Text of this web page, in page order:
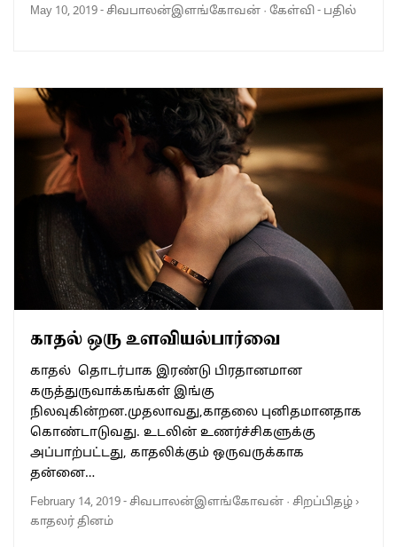
May 10, 2019-சிவபாலன்இளங்கோவன் · கேள்வி - பதில்
காதல் ஒரு உளவியல்பார்வை
காதல் தொடர்பாக இரண்டு பிரதானமான
கருத்துருவாக்கங்கள் இங்கு
நிலவுகின்றன.முதலாவது,காதலை புனிதமானதாக
கொண்டாடுவது. உடலின் உணர்ச்சிகளுக்கு
அப்பாற்பட்டது, காதலிக்கும் ஒருவருக்காக
தன்னை…
February 14, 2019-சிவபாலன்இளங்கோவன் · சிறப்பிதழ்›
காதலர் தினம்